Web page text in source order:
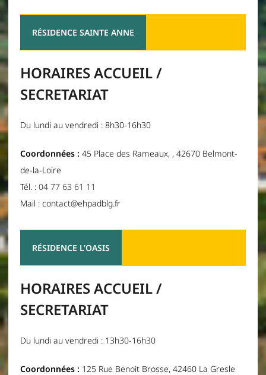
RÉSIDENCE SAINTE ANNE
HORAIRES ACCUEIL /
SECRETARIAT
Du lundi au vendredi : 8h30-16h30
Coordonnées : 45 Place des Rameaux, , 42670 Belmont-
de-la-Loire
Tél. : 04 77 63 61 11
Mail : contact@ehpadblg.fr
RÉSIDENCE L’OASIS
HORAIRES ACCUEIL /
SECRETARIAT
Du lundi au vendredi : 13h30-16h30
Coordonnées : 125 Rue Benoit Brosse, 42460 La Gresle